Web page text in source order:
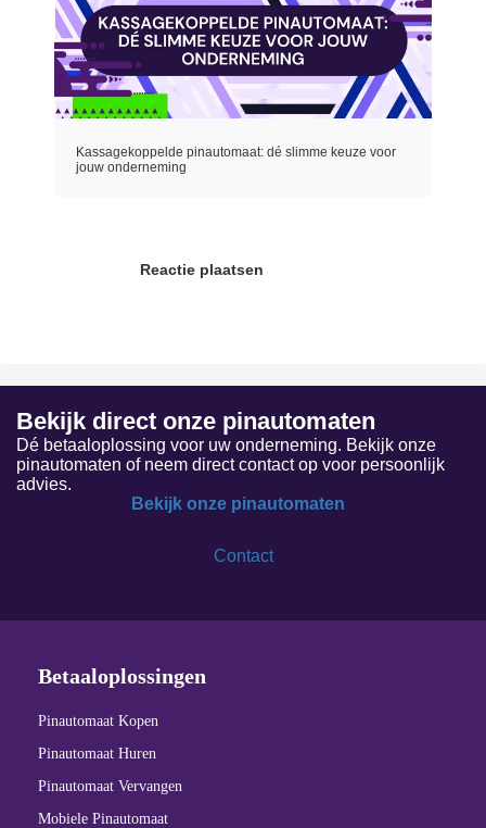
Kassagekoppelde pinautomaat: dé slimme keuze voor
jouw onderneming
Reactie plaatsen
Bekijk direct onze pinautomaten
Dé betaaloplossing voor uw onderneming. Bekijk onze
pinautomaten of neem direct contact op voor persoonlijk
advies.
Bekijk onze pinautomaten
Contact
Betaaloplossingen
Pinautomaat Kopen
Pinautomaat Huren
Pinautomaat Vervangen
Mobiele Pinautomaat